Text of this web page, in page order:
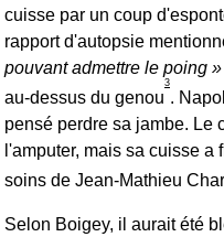
cuisse par un coup
rapport d'autopsie
pouvant admettre le poing
au-dessus du genou
3
.
pensé perdre sa jambe. Le
l'amputer, mais sa cuisse
soins de Jean-Mathieu
Selon Boigey, il aurait été